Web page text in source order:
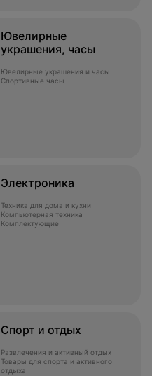
Ювелирные
украшения, часы
Ювелирные украшения и часы
Спортивные часы
Электроника
Техника для дома и кухни
Компьютерная техника
Комплектующие
Спорт и отдых
Развлечения и активный отдых
Товары для спорта и активного
отдыха